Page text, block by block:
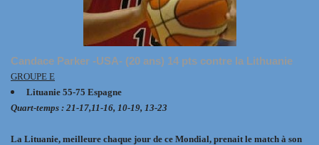
Candace Parker -USA- (20 ans) 14 pts contre la Lithuanie
GROUPE E
Lituanie 55-75 Espagne
Quart-temps : 21-17,11-16, 10-19, 13-23
La Lituanie, meilleure chaque jour de ce Mondial, prenait le match à son